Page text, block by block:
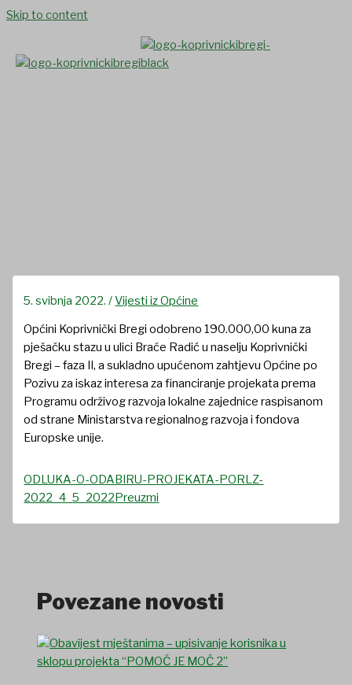
Skip to content
5. svibnja 2022./Vijesti iz Općine
Općini Koprivnički Bregi odobreno 190.000,00 kuna za
pješačku stazu u ulici Braće Radić u naselju Koprivnički
Bregi – faza II, a sukladno upućenom zahtjevu Općine po
Pozivu za iskaz interesa za financiranje projekata prema
Programu održivog razvoja lokalne zajednice raspisanom
od strane Ministarstva regionalnog razvoja i fondova
Europske unije.
ODLUKA-O-ODABIRU-PROJEKATA-PORLZ-
2022_4_5_2022Preuzmi
Povezane novosti